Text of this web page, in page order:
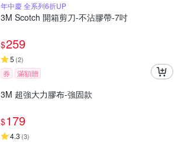
年中慶 全系列6折UP
3M Scotch 開箱剪刀-不沾膠帶-7吋
$259
5 (2)
券 滿額贈
3M 超強大力膠布-強固款
$179
4.3 (3)